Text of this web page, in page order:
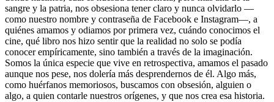
sangre y la patria, nos obsesiona tener claro y nunca olvidarlo —
como nuestro nombre y contraseña de Facebook e Instagram—, a
quiénes amamos y odiamos por primera vez, cuándo conocimos el
cine, qué libro nos hizo sentir que la realidad no solo se podía
conocer empíricamente, sino también a través de la imaginación.
Somos la única especie que vive en retrospectiva, amamos el pasado
aunque nos pese, nos dolería más desprendernos de él. Algo más,
como huérfanos memoriosos, buscamos con obsesión, alguien o
algo, a quien contarle nuestros orígenes, y que nos crea esa historia.